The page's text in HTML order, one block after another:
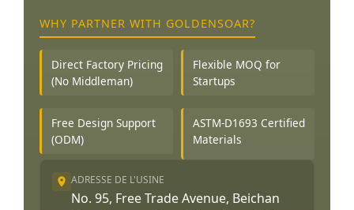
WHY PARTNER WITH GOLDENSOAR?
Direct Factory Pricing
(No Middleman)
Flexible MOQ for
Startups
Free Design Support
(ODM)
ASTM-D1693 Certified
Materials
ADRESSE DE L'USINE
No. 95, Free Trade Avenue, Beichan